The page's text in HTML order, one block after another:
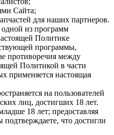
Сайта;
для наших партнеров.
одной из программ
Политике
программы,
противоречия между
Политикой в части
применяется настоящая
на пользователей
лиц, достигших 18 лет.
18 лет; предоставляя
что достигли